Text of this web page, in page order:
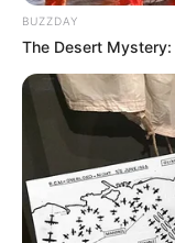
Os dirigentes
exigência que não
apresentar o
precisa votar.
BUZZDAY
The Desert